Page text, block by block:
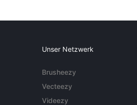
Unser Netzwerk
Brusheezy
Vecteezy
Videezy